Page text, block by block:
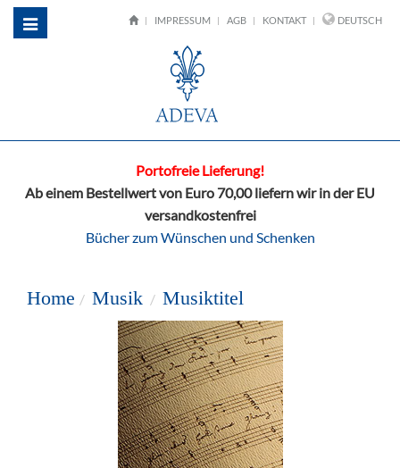
Toggle
IMPRESSUM AGB KONTAKT DEUTSCH
Portofreie Lieferung!
Ab einem Bestellwert von Euro 70,00 liefern wir in der EU
versandkostenfrei
Bücher zum Wünschen und Schenken
Home Musik Musiktitel